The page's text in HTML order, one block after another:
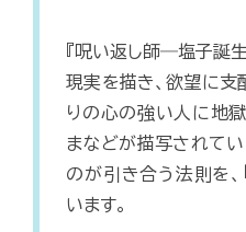
『呪い返し師―塩子誕
現実を描き、欲望に支
りの心の強い人に地
まなどが描写されてい
のが引き合う法則を、
います。